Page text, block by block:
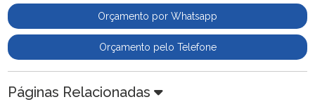
Orçamento por Whatsapp
Orçamento pelo Telefone
Páginas Relacionadas